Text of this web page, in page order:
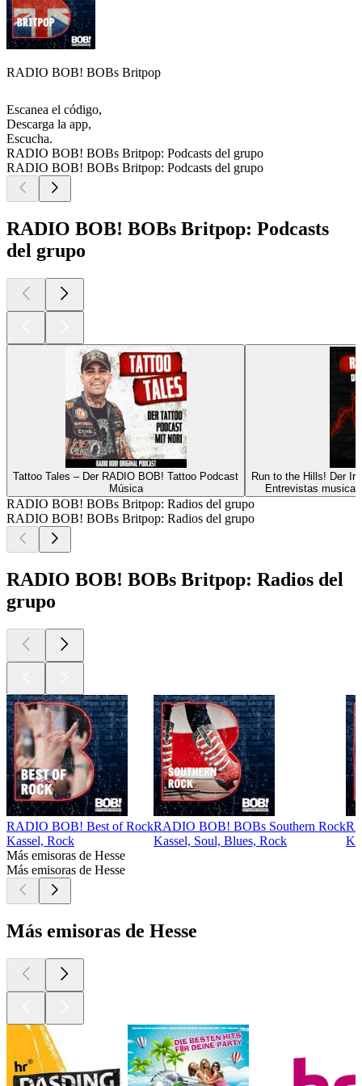
RADIO BOB! BOBs Britpop
Escanea el código,
Descarga la app,
Escucha.
RADIO BOB! BOBs Britpop: Podcasts del grupo
RADIO BOB! BOBs Britpop: Podcasts del grupo
RADIO BOB! BOBs Britpop: Podcasts
del grupo
Tattoo Tales – Der RADIO BOB! Tattoo Podcast
Música
Run to the Hills! Der
Entrevistas
RADIO BOB! BOBs Britpop: Radios del grupo
RADIO BOB! BOBs Britpop: Radios del grupo
RADIO BOB! BOBs Britpop: Radios del
grupo
RADIO BOB! Best of Rock
Kassel, Rock
RADIO BOB! BOBs Southern Rock
Kassel, Soul, Blues, Rock
Más emisoras de Hesse
Más emisoras de Hesse
Más emisoras de Hesse